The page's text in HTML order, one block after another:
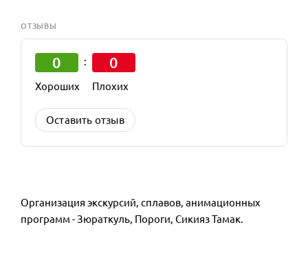
ОТЗЫВЫ
0
Хороших
: 0
Плохих
Оставить отзыв
Организация экскурсий, сплавов, анимационных
программ - Зюраткуль, Пороги, Сикияз Тамак.